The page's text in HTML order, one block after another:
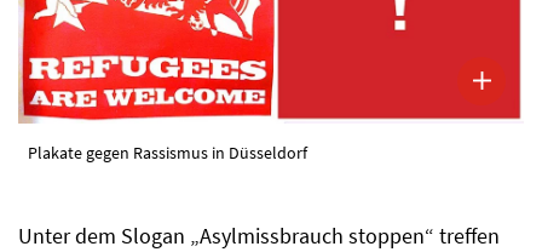
Plakate gegen Rassismus in Düsseldorf
Unter dem Slogan „Asylmissbrauch stoppen“ treffen